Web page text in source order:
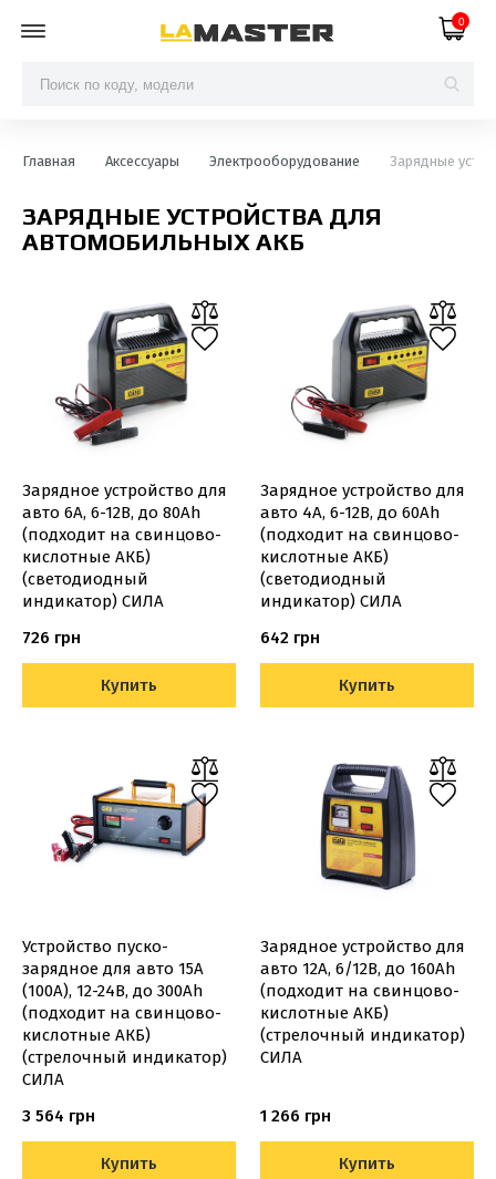
0
Главная Аксессуары Электрооборудование Зарядные
ЗАРЯДНЫЕ УСТРОЙСТВА ДЛЯ
АВТОМОБИЛЬНЫХ АКБ
Зарядное устройство для
авто 6А, 6-12В, до 80Ah
(подходит на свинцово-
кислотные АКБ)
(светодиодный
индикатор) СИЛА
726 грн
Купить
Зарядное устройство для
авто 4А, 6-12В, до 60Ah
(подходит на свинцово-
кислотные АКБ)
(светодиодный
индикатор) СИЛА
642 грн
Купить
Устройство пуско-
зарядное для авто 15А
(100А), 12-24В, до 300Ah
(подходит на свинцово-
кислотные АКБ)
(стрелочный индикатор)
СИЛА
3 564 грн
Купить
Зарядное устройство для
авто 12А, 6/12В, до 160Ah
(подходит на свинцово-
кислотные АКБ)
(стрелочный индикатор)
СИЛА
1 266 грн
Купить